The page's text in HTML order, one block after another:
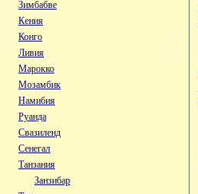
Зимбабве
Кения
Конго
Ливия
Марокко
Мозамбик
Намибия
Руанда
Свазиленд
Сенегал
Танзания
Занзибар